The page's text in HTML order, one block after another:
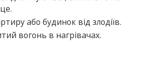
або будинок від злодіїв.
вогонь в нагрівачах.